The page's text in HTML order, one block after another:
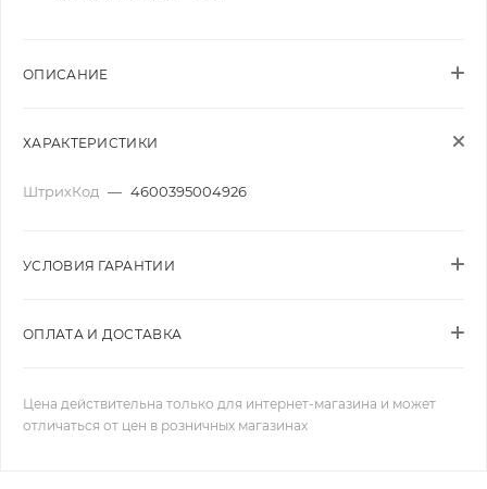
ОПИСАНИЕ
ХАРАКТЕРИСТИКИ
ШтрихКод — 4600395004926
УСЛОВИЯ ГАРАНТИИ
ОПЛАТА И ДОСТАВКА
Цена действительна только для интернет-магазина и может
отличаться от цен в розничных магазинах